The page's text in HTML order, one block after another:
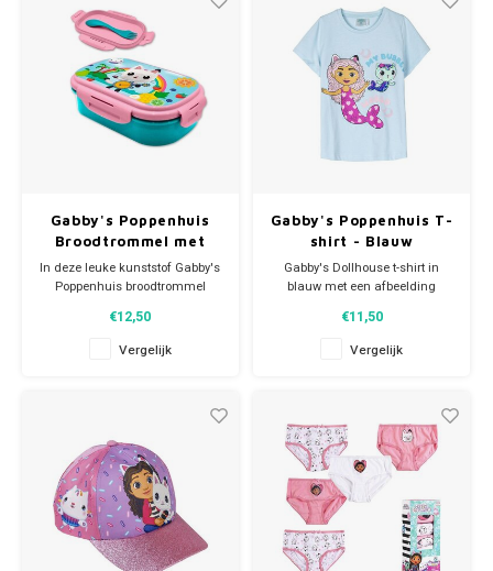
koorden die eenvoudig aa
Gabby's Poppenhuis
Broodtrommel met
Bestek
In deze leuke kunststof Gabby's
Poppenhuis broodtrommel
en stukjes fruit. De lunchbox
wordt geleverd met bestekje; de
ene kant een vork en de andere
€12,50
Vergelijk
Gabby's Poppenhuis T-
shirt - Blauw
Gabby's Dollhouse t-shirt in
blauw met een afbeelding
Materiaal: 100% katoen.
Helemaal trendy de zomer in!
€11,50
Vergelijk